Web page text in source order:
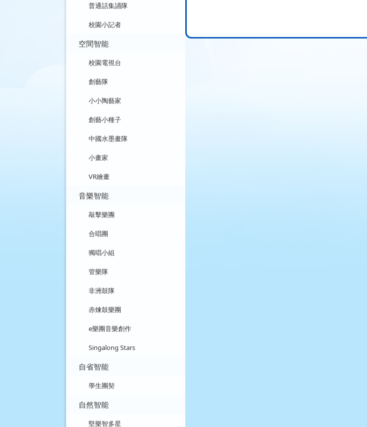
普通話集誦隊
校園小記者
空間智能
校園電視台
創藝隊
小小陶藝家
創藝小種子
中國水墨畫隊
小畫家
VR繪畫
音樂智能
敲擊樂團
合唱團
獨唱小組
管樂隊
非洲鼓隊
赤煉鼓樂團
e樂團音樂創作
Singalong Stars
自省智能
學生團契
自然智能
堅樂智多星